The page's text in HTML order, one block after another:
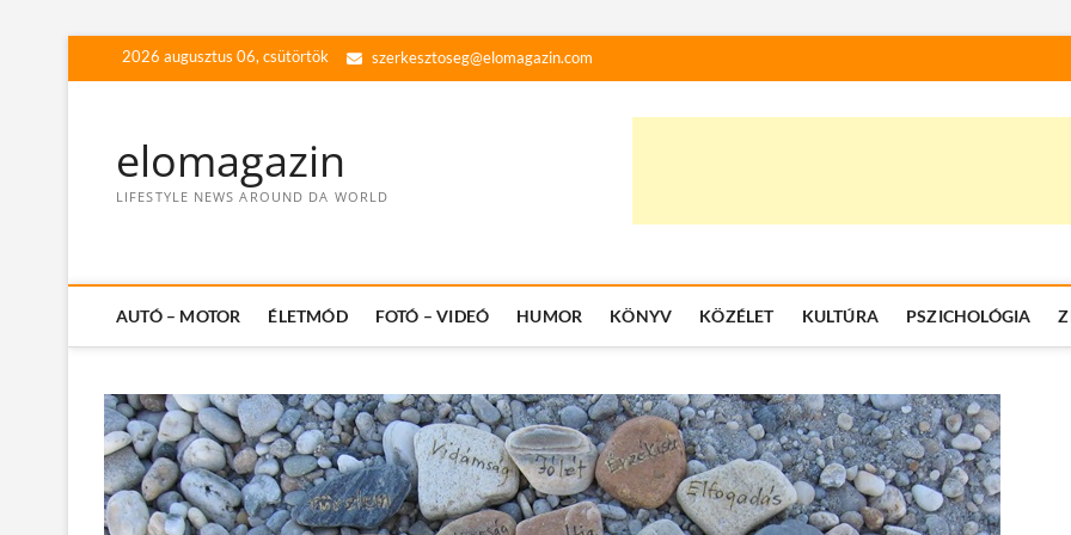
2026 augusztus 06, csütörtök szerkesztoseg@elomagazin.com
elomagazin
LIFESTYLE NEWS AROUND DA WORLD
AUTÓ – MOTOR ÉLETMÓD FOTÓ – VIDEÓ HUMOR KÖNYV KÖZÉLET KULTÚRA PSZICHOLÓGIA